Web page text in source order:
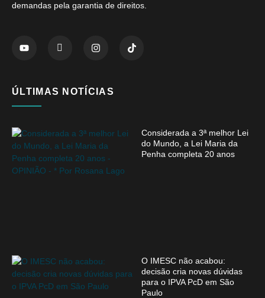
demandas pela garantia de direitos.
ÚLTIMAS NOTÍCIAS
Considerada a 3ª melhor Lei
do Mundo, a Lei Maria da
Penha completa 20 anos
O IMESC não acabou:
decisão cria novas dúvidas
para o IPVA PcD em São
Paulo